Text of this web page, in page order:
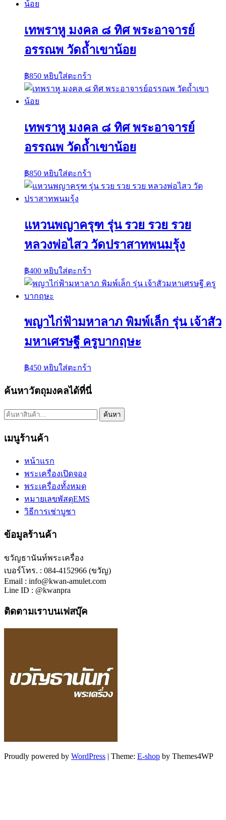
เทพราหู มงคล ๘ ทิศ พระอาจารย์
อรรณพ วัดถ้ำเขาน้อย
฿850 หยิบใส่ตะกร้า
เทพราหู มงคล ๘ ทิศ พระอาจารย์
อรรณพ วัดถ้ำเขาน้อย
฿850 หยิบใส่ตะกร้า
แหวนพญาครุฑ รุ่น รวย รวย รวย
หลวงพ่อไสว วัดปราสาทพนมรุ้ง
฿400 หยิบใส่ตะกร้า
พญาไก่ฟ้ามหาลาภ พิมพ์เล็ก รุ่น เจ้าสัว
มหาเศรษฐี ครูบากฤษะ
฿450 หยิบใส่ตะกร้า
ค้นหาวัตถุมงคลได้ที่นี่
ค้นหา: ค้นหา
เมนูร้านค้า
หน้าแรก
พระเครื่องเปิดจอง
พระเครื่องทั้งหมด
หมายเลขพัสดุEMS
วิธีการเช่าบูชา
ข้อมูลร้านค้า
ขวัญธานันท์พระเครื่อง
เบอร์โทร. : 084-4152966 (ขวัญ)
Email : info@kwan-amulet.com
Line ID : @kwanpra
ติดตามเราบนเฟสบุ๊ค
Proudly powered by WordPress | Theme: E-shop by Themes4WP